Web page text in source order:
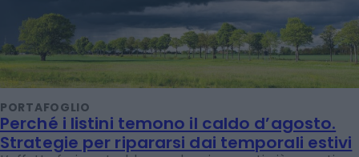
PORTAFOGLIO
Perché i listini temono il caldo d’agosto.
Strategie per ripararsi dai temporali estivi